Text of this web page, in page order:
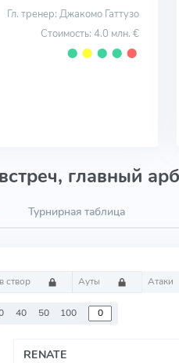
Гл. тренер: Джакомо Гаттузо
Стоимость: 4.0 млн. €
⬤ ⬤ ⬤ ⬤ ⬤
главный
Турнирная таблица
створ Ауты Атаки
40 50 100
RENATE